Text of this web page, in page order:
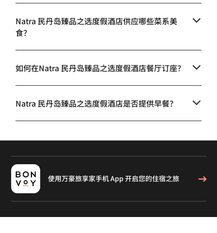
Natra 民丹岛臻品之选度假酒店供应哪些菜系美
食？
如何在Natra 民丹岛臻品之选度假酒店餐厅订座？
Natra 民丹岛臻品之选度假酒店是否提供早餐？
使用万豪旅享家手机 App 开启您的住宿之旅